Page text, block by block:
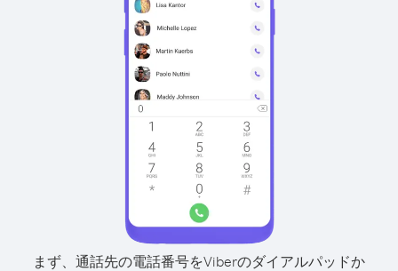
まず、通話先の電話番号をViberのダイアルパッドか